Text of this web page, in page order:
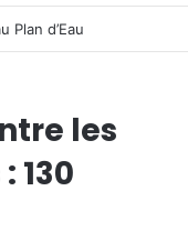
Plan d’Eau
les
130